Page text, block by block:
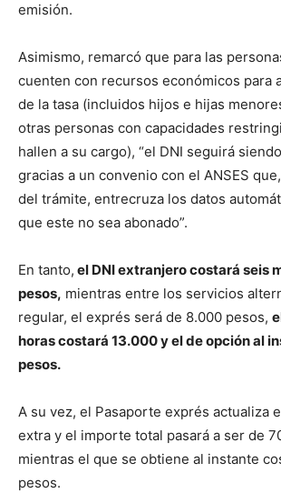
emisión.
Asimismo, remarcó que para las
cuenten con recursos económicos para
de la tasa (incluidos hijos e hijas
otras personas con capacidades
hallen a su cargo), “el DNI seguirá
gracias a un convenio con el ANSES
del trámite, entrecruza los datos
que este no sea abonado”.
En tanto, el DNI extranjero costará seis
pesos, mientras entre los servicios
regular, el exprés será de 8.000 pesos,
horas costará 13.000 y el de opción al
pesos.
A su vez, el Pasaporte exprés actualiza
extra y el importe total pasará a ser de
mientras el que se obtiene al instante
pesos.